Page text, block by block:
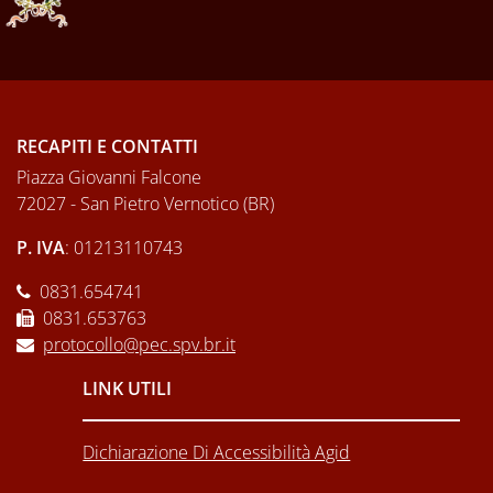
RECAPITI E CONTATTI
Piazza Giovanni Falcone
72027 - San Pietro Vernotico (BR)
P. IVA: 01213110743
0831.654741
0831.653763
protocollo@pec.spv.br.it
LINK UTILI
Dichiarazione Di Accessibilità Agid